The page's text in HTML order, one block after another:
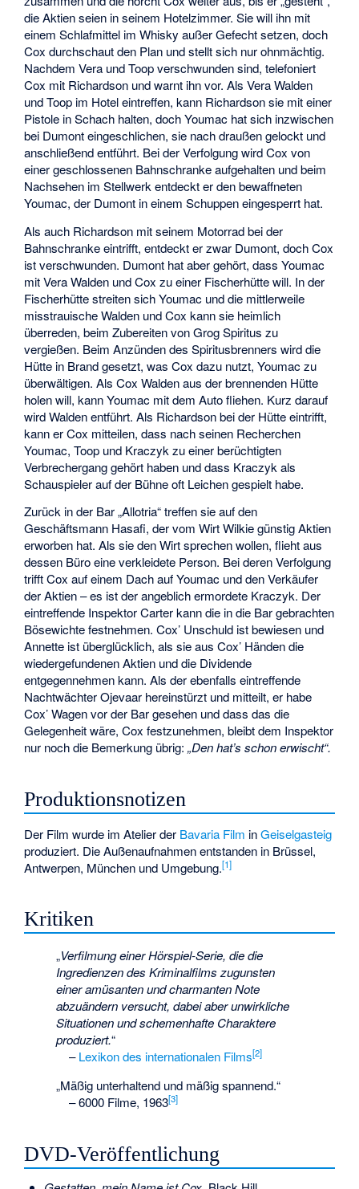
die Aktien seien in seinem Hotelzimmer. Sie will ihn mit
einem Schlafmittel im Whisky außer Gefecht setzen, doch
Cox durchschaut den Plan und stellt sich nur ohnmächtig.
Nachdem Vera und Toop verschwunden sind, telefoniert
Cox mit Richardson und warnt ihn vor. Als Vera Walden
und Toop im Hotel eintreffen, kann Richardson sie mit einer
Pistole in Schach halten, doch Youmac hat sich inzwischen
bei Dumont eingeschlichen, sie nach draußen gelockt und
anschließend entführt. Bei der Verfolgung wird Cox von
einer geschlossenen Bahnschranke aufgehalten und beim
Nachsehen im Stellwerk entdeckt er den bewaffneten
Youmac, der Dumont in einem Schuppen eingesperrt hat.
Als auch Richardson mit seinem Motorrad bei der
Bahnschranke eintrifft, entdeckt er zwar Dumont, doch Cox
ist verschwunden. Dumont hat aber gehört, dass Youmac
mit Vera Walden und Cox zu einer Fischerhütte will. In der
Fischerhütte streiten sich Youmac und die mittlerweile
misstrauische Walden und Cox kann sie heimlich
überreden, beim Zubereiten von Grog Spiritus zu
vergießen. Beim Anzünden des Spiritusbrenners wird die
Hütte in Brand gesetzt, was Cox dazu nutzt, Youmac zu
überwältigen. Als Cox Walden aus der brennenden Hütte
holen will, kann Youmac mit dem Auto fliehen. Kurz darauf
wird Walden entführt. Als Richardson bei der Hütte eintrifft,
kann er Cox mitteilen, dass nach seinen Recherchen
Youmac, Toop und Kraczyk zu einer berüchtigten
Verbrechergang gehört haben und dass Kraczyk als
Schauspieler auf der Bühne oft Leichen gespielt habe.
Zurück in der Bar „Allotria“ treffen sie auf den
Geschäftsmann Hasafi, der vom Wirt Wilkie günstig Aktien
erworben hat. Als sie den Wirt sprechen wollen, flieht aus
dessen Büro eine verkleidete Person. Bei deren Verfolgung
trifft Cox auf einem Dach auf Youmac und den Verkäufer
der Aktien – es ist der angeblich ermordete Kraczyk. Der
eintreffende Inspektor Carter kann die in die Bar gebrachten
Bösewichte festnehmen. Cox’ Unschuld ist bewiesen und
Annette ist überglücklich, als sie aus Cox’ Händen die
wiedergefundenen Aktien und die Dividende
entgegennehmen kann. Als der ebenfalls eintreffende
Nachtwächter Ojevaar hereinstürzt und mitteilt, er habe
Cox’ Wagen vor der Bar gesehen und dass das die
Gelegenheit wäre, Cox festzunehmen, bleibt dem Inspektor
nur noch die Bemerkung übrig:„Den hat’s schon erwischt“.
Produktionsnotizen
Der Film wurde im Atelier der Bavaria Film inGeiselgasteig
produziert. Die Außenaufnahmen entstanden in Brüssel,
Antwerpen, München und Umgebung.[1]
Kritiken
„Verfilmung einer Hörspiel-Serie, die die
Ingredienzen des Kriminalfilms zugunsten
einer amüsanten und charmanten Note
abzuändern versucht, dabei aber unwirkliche
Situationen und schemenhafte Charaktere
produziert.“
–Lexikon des internationalen Films[2]
„Mäßig unterhaltend und mäßig spannend.“
–6000 Filme, 1963[3]
DVD-Veröffentlichung